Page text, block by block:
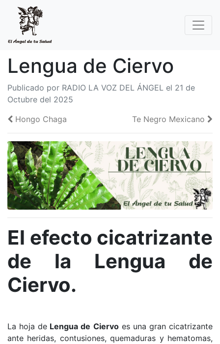
Lengua de Ciervo
Publicado por RADIO LA VOZ DEL ÁNGEL el 21 de
Octubre del 2025
Hongo Chaga
Te Negro Mexicano
El efecto cicatrizante
de la Lengua de
Ciervo.
La hoja de Lengua de Ciervoes una gran cicatrizante
ante heridas, contusiones, quemaduras y hematomas,